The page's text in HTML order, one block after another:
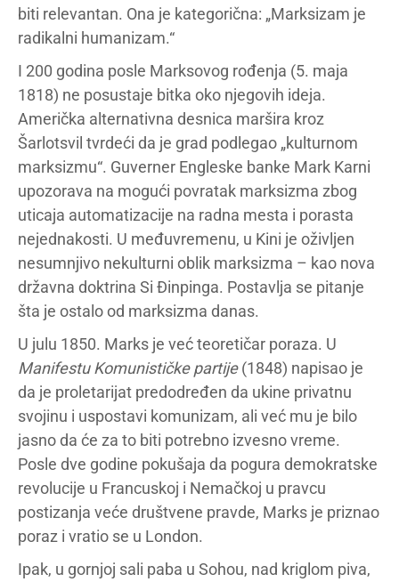
biti relevantan. Ona je kategorična: „Marksizam je
radikalni humanizam.“
I 200 godina posle Marksovog rođenja (5. maja
1818) ne posustaje bitka oko njegovih ideja.
Američka alternativna desnica maršira kroz
Šarlotsvil tvrdeći da je grad podlegao „kulturnom
marksizmu“. Guverner Engleske banke Mark Karni
upozorava na mogući povratak marksizma zbog
uticaja automatizacije na radna mesta i porasta
nejednakosti. U međuvremenu, u Kini je oživljen
nesumnjivo nekulturni oblik marksizma – kao nova
državna doktrina Si Đinpinga. Postavlja se pitanje
šta je ostalo od marksizma danas.
U julu 1850. Marks je već teoretičar poraza. U
Manifestu Komunističke partije(1848) napisao je
da je proletarijat predodređen da ukine privatnu
svojinu i uspostavi komunizam, ali već mu je bilo
jasno da će za to biti potrebno izvesno vreme.
Posle dve godine pokušaja da pogura demokratske
revolucije u Francuskoj i Nemačkoj u pravcu
postizanja veće društvene pravde, Marks je priznao
poraz i vratio se u London.
Ipak, u gornjoj sali paba u Sohou, nad kriglom piva,